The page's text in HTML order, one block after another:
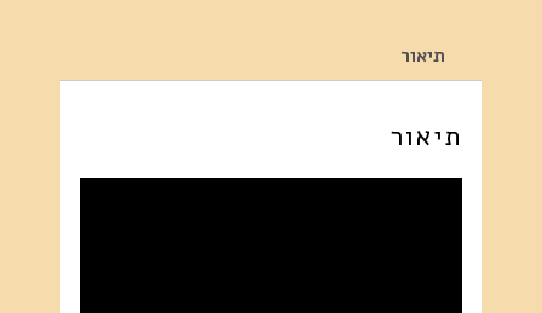
3
תיאור
תיאור